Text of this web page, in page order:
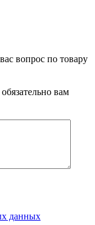
вопрос по товару
вам
данных